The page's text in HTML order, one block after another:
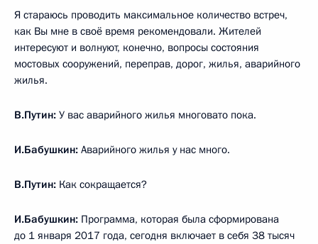
Я стараюсь проводить максимальное количество встреч,
как Вы мне в своё время рекомендовали. Жителей
интересуют и волнуют, конечно, вопросы состояния
мостовых сооружений, переправ, дорог, жилья, аварийного
жилья.
В.Путин: У вас аварийного жилья многовато пока.
И.Бабушкин: Аварийного жилья у нас много.
В.Путин: Как сокращается?
И.Бабушкин: Программа, которая была сформирована
до 1 января 2017 года, сегодня включает в себя 38 тысяч